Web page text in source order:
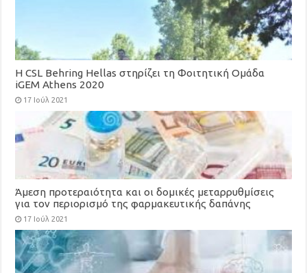
H CSL Behring Hellas στηρίζει τη Φοιτητική Ομάδα
iGEM Athens 2020
17 Ιούλ 2021
Άμεση προτεραιότητα και οι δομικές μεταρρυθμίσεις
για τον περιορισμό της φαρμακευτικής δαπάνης
17 Ιούλ 2021